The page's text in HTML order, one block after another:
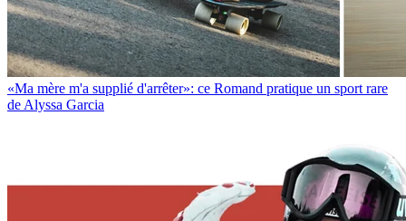
«Ma mère m'a supplié d'arrêter»: ce Romand pratique un sport rare
de Alyssa Garcia